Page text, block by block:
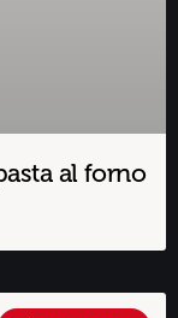
al forno